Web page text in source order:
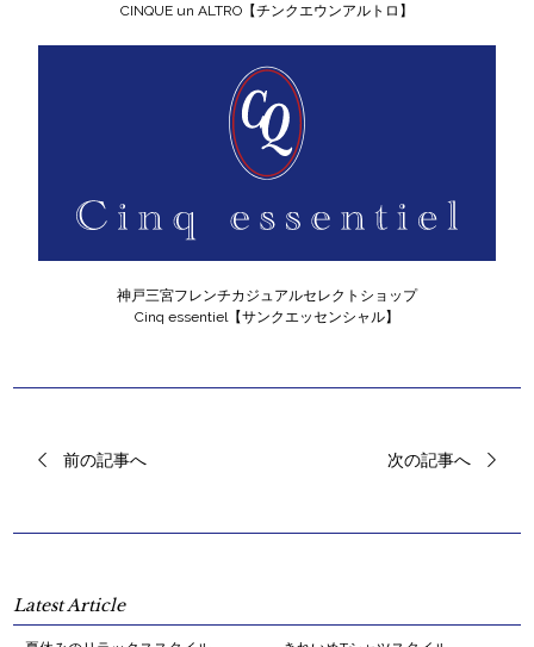
CINQUE un ALTRO【チンクエウンアルトロ】
神戸三宮フレンチカジュアルセレクトショップ
Cinq essentiel【サンクエッセンシャル】
前の記事へ 次の記事へ
Latest Article